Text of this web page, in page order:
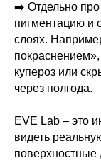
➡️ Отдельно
пигментацию и
слоях.
купероз или
через полгода.
EVE Lab – это
видеть